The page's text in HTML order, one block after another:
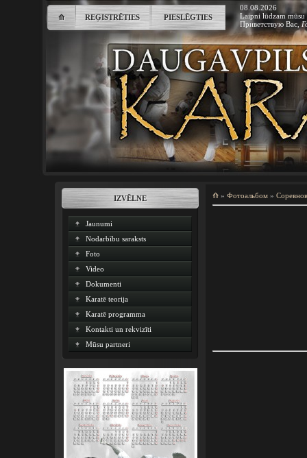
⟰ REĢISTRĒTIES PIESLĒGTIES
08.08.2026
Laipni lūdzam mūsu
Приветствую Вас ,
IZVĒLNE
Jaunumi
Nodarbību saraksts
Foto
Video
Dokumenti
Karatē teorija
Karatē programma
Kontakti un rekvizīti
Mūsu partneri
⟰ » Фотоальбом »